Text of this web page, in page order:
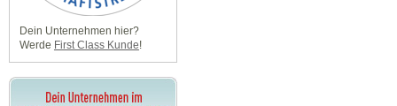
Dein Unternehmen hier?
Werde First Class Kunde!